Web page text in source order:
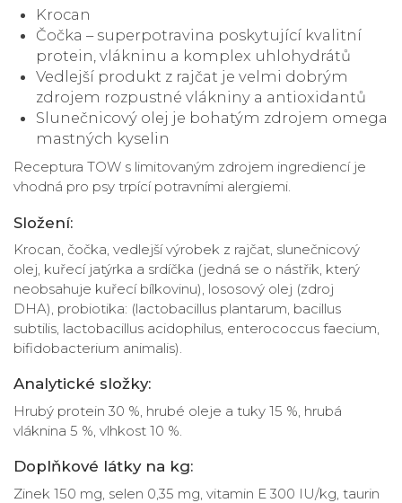
Krocan
Čočka – superpotravina poskytující kvalitní
protein, vlákninu a komplex uhlohydrátů
Vedlejší produkt z rajčat je velmi dobrým
zdrojem rozpustné vlákniny a antioxidantů
Slunečnicový olej je bohatým zdrojem omega
mastných kyselin
Receptura TOW s limitovaným zdrojem ingrediencí je
vhodná pro psy trpící potravními alergiemi.
Složení:
Krocan, čočka, vedlejší výrobek z rajčat, slunečnicový
olej, kuřecí jatýrka a srdíčka (jedná se o nástřik, který
neobsahuje kuřecí bílkovinu), lososový olej (zdroj
DHA), probiotika: (lactobacillus plantarum, bacillus
subtilis, lactobacillus acidophilus, enterococcus faecium,
bifidobacterium animalis).
Analytické složky:
Hrubý protein 30 %, hrubé oleje a tuky 15 %, hrubá
vláknina 5 %, vlhkost 10 %.
Doplňkové látky na kg:
Zinek 150 mg, selen 0,35 mg, vitamin E 300 IU/kg, taurin